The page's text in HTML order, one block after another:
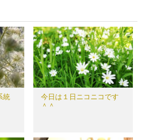
統
今日は１日ニコニコです
＾＾